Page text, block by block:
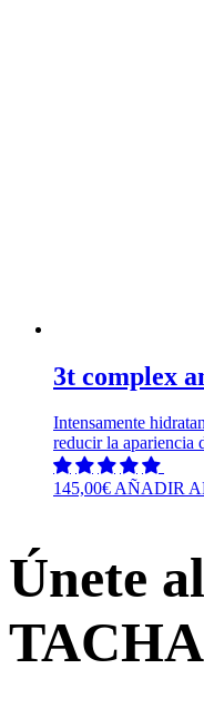
3t complex
Intensamente
reducir la apariencia
145,00€AÑADIR
Únete
TACHA